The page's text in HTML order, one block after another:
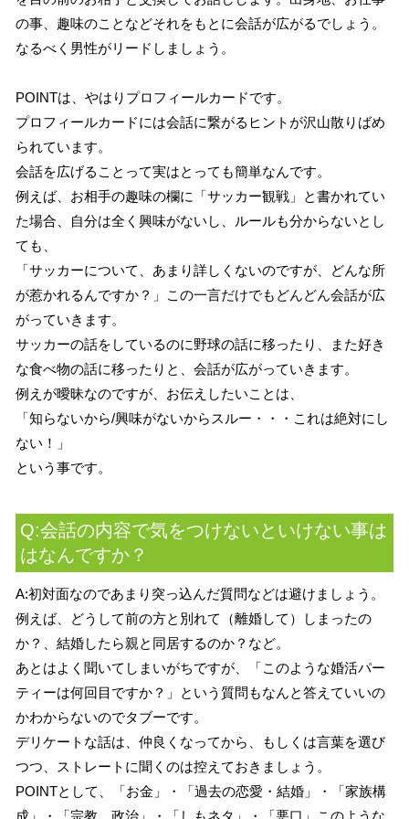
の事、趣味のことなどそれをもとに会話が広がるでしょう。
なるべく男性がリードしましょう。
POINTは、やはりプロフィールカードです。
プロフィールカードには会話に繋がるヒントが沢山散りばめ
られています。
会話を広げることって実はとっても簡単なんです。
例えば、お相手の趣味の欄に「サッカー観戦」と書かれてい
た場合、自分は全く興味がないし、ルールも分からないとし
ても、
「サッカーについて、あまり詳しくないのですが、どんな所
が惹かれるんですか？」この一言だけでもどんどん会話が広
がっていきます。
サッカーの話をしているのに野球の話に移ったり、また好き
な食べ物の話に移ったりと、会話が広がっていきます。
例えが曖昧なのですが、お伝えしたいことは、
「知らないから/興味がないからスルー・・・これは絶対にし
ない！」
という事です。
Q:会話の内容で気をつけないといけない事は
はなんですか？
A:初対面なのであまり突っ込んだ質問などは避けましょう。
例えば、どうして前の方と別れて（離婚して）しまったの
か？、結婚したら親と同居するのか？など。
あとはよく聞いてしまいがちですが、「このような婚活パー
ティーは何回目ですか？」という質問もなんと答えていいの
かわからないのでタブーです。
デリケートな話は、仲良くなってから、もしくは言葉を選び
つつ、ストレートに聞くのは控えておきましょう。
POINTとして、「お金」・「過去の恋愛・結婚」・「家族構